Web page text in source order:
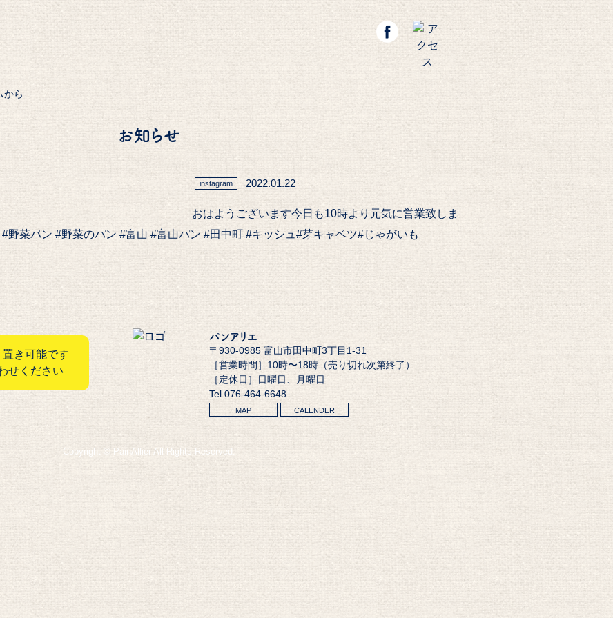
から
お知らせ
instagram 2022.01.22
おはようございます️今日も10時より元気に営業致しま
野菜パン #野菜のパン #富山 #富山パン #田中町 #キッシュ#芽キャベツ#じゃがいも
き可能です
せください
パンアリエ
〒930-0985 富山市田中町3丁目1-31
［営業時間］10時〜18時（売り切れ次第終了）
［定休日］日曜日、月曜日
Tel.076-464-6648
MAP CALENDER
Copyright © PainAllier All Rights Reserved.